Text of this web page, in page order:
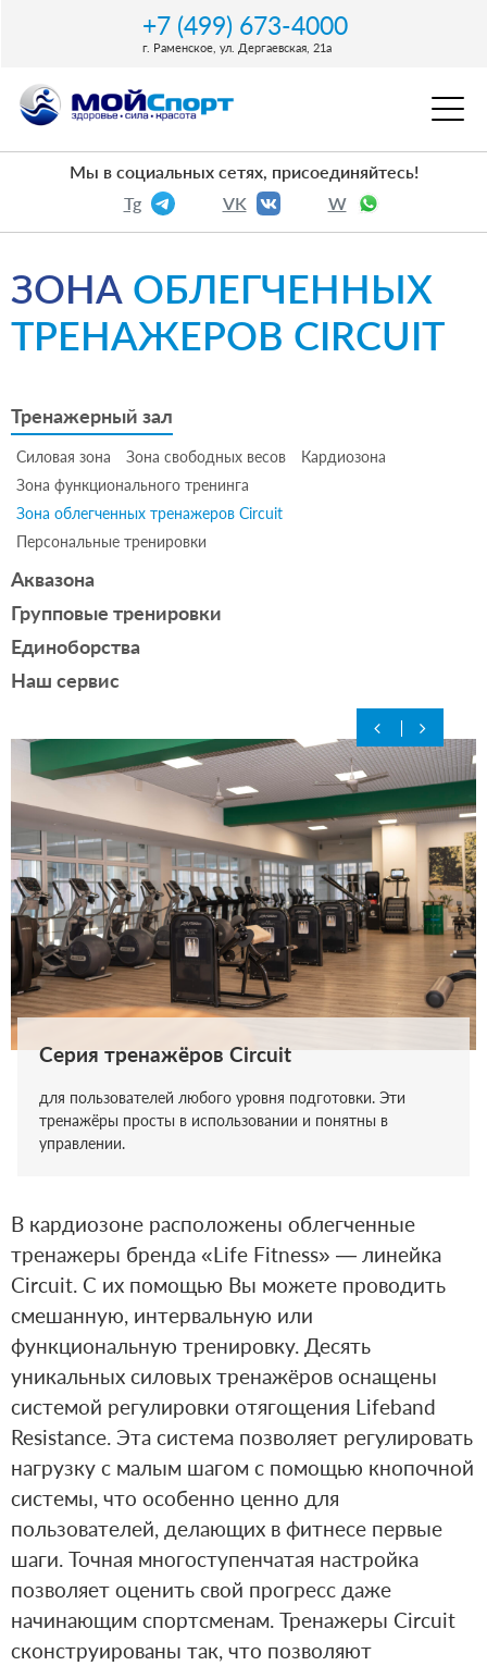
+7 (499) 673-4000
г. Раменское, ул. Дергаевская, 21a
Мы в социальных сетях, присоединяйтесь!
Tg
VK W
ЗОНА ОБЛЕГЧЕННЫХ
ТРЕНАЖЕРОВ CIRCUIT
Тренажерный зал
Силовая зона Зона свободных весов
Кардиозона
Зона функционального тренинга
Зона облегченных тренажеров Circuit
Персональные тренировки
Аквазона
Групповые тренировки
Единоборства
Наш сервис
Серия тренажёров Circuit
для пользователей любого уровня подготовки. Эти
тренажёры просты в использовании и понятны в
управлении.
Серия тренажёров Circuit
дают возможность проводить упражнения на ключевые
группы мышц всего тела.
В кардиозоне расположены облегченные
тренажеры бренда «Life Fitness» — линейка
Circuit. С их помощью Вы можете проводить
смешанную, интервальную или
функциональную тренировку. Десять
уникальных силовых тренажёров оснащены
системой регулировки отягощения Lifeband
Resistance. Эта система позволяет регулировать
нагрузку с малым шагом с помощью кнопочной
системы, что особенно ценно для
пользователей, делающих в фитнесе первые
шаги. Точная многоступенчатая настройка
позволяет оценить свой прогресс даже
начинающим спортсменам. Тренажеры Circuit
сконструированы так, что позволяют